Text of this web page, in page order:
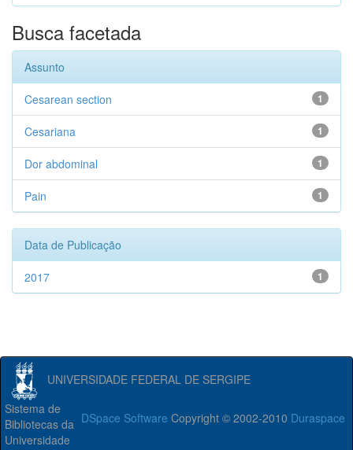
Busca facetada
Assunto
1
Cesarean section
1
Cesariana
1
Dor abdominal
1
Pain
Data de Publicação
1
2017
UNIVERSIDADE FEDERAL DE SERGIPE
DSpace Software Copyright © 2002-2010 Duraspace
Sistema de
Bibliotecas da
Universidade